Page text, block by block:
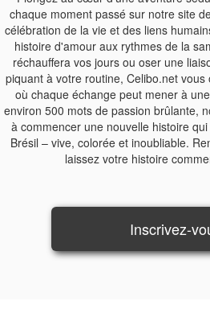
chaque moment passé sur notre site
célébration de la vie et des liens
histoire d'amour aux rythmes de la
réchauffera vos jours ou oser une
piquant à votre routine, Celibo.net
où chaque échange peut mener à
environ 500 mots de passion brûlante,
à commencer une nouvelle histoire
Brésil – vive, colorée et inoubliable.
laissez votre histoire
Inscrivez-